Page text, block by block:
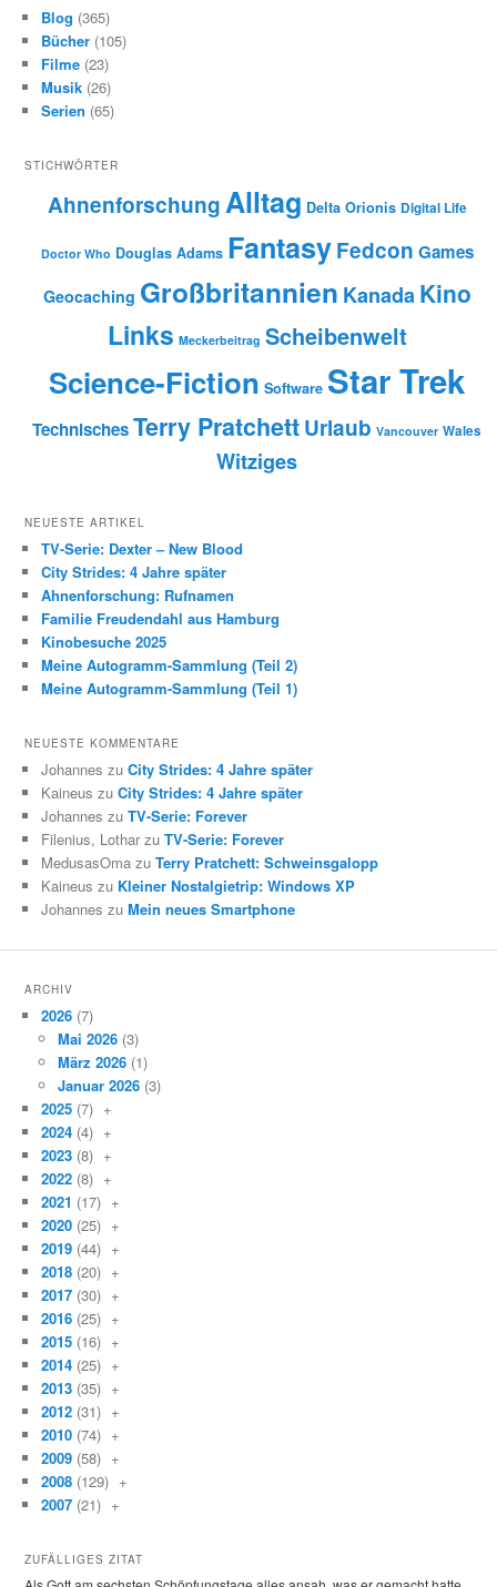
Blog (365)
Bücher (105)
Filme (23)
Musik (26)
Serien (65)
STICHWÖRTER
AhnenforschungAlltag Delta Orionis Digital Life
Doctor Who Douglas Adams Fantasy Fedcon Games
Geocaching Großbritannien Kanada Kino
Links Meckerbeitrag Scheibenwelt
Science-Fiction Software Star Trek
TechnischesTerry PratchettUrlaub Vancouver Wales
Witziges
NEUESTE ARTIKEL
TV-Serie: Dexter – New Blood
City Strides: 4 Jahre später
Ahnenforschung: Rufnamen
Familie Freudendahl aus Hamburg
Kinobesuche 2025
Meine Autogramm-Sammlung (Teil 2)
Meine Autogramm-Sammlung (Teil 1)
NEUESTE KOMMENTARE
Johannes zuCity Strides: 4 Jahre später
Kaineus zuCity Strides: 4 Jahre später
Johannes zuTV-Serie: Forever
Filenius, Lothar zuTV-Serie: Forever
MedusasOma zuTerry Pratchett: Schweinsgalopp
Kaineus zu Kleiner Nostalgietrip: Windows XP
Johannes zuMein neues Smartphone
ARCHIV
2026 (7)
Mai 2026 (3)
März 2026 (1)
Januar 2026 (3)
2025 (7) +
2024 (4) +
2023 (8) +
2022 (8) +
2021 (17) +
2020 (25) +
2019 (44) +
2018 (20) +
2017 (30) +
2016 (25) +
2015 (16) +
2014 (25) +
2013 (35) +
2012 (31) +
2010 (74) +
2009 (58) +
2008 (129) +
2007 (21) +
ZUFÄLLIGES ZITAT